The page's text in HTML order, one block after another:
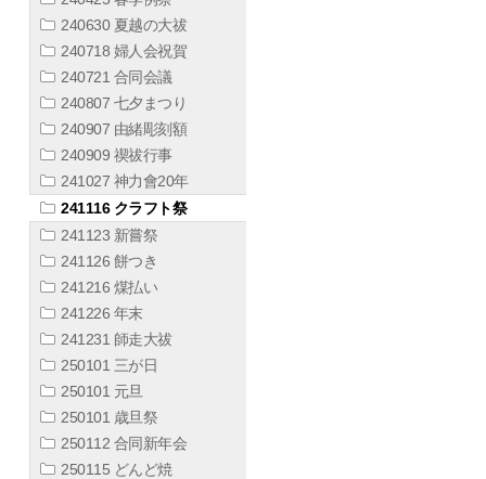
240630 夏越の大祓
240718 婦人会祝賀
240721 合同会議
240807 七夕まつり
240907 由緒彫刻額
240909 禊祓行事
241027 神力會20年
241116 クラフト祭
241123 新嘗祭
241126 餅つき
241216 煤払い
241226 年末
241231 師走大祓
250101 三が日
250101 元旦
250101 歳旦祭
250112 合同新年会
250115 どんど焼